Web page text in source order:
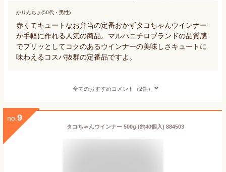
かりんちょ(50代・男性)
赤くてキュートなお弁当の定番おかずタコちゃんウインナー
が手軽に作れる人気の商品。マルハニチロブランドの品質感
でプリッとしてコクのあるウインナーの美味しさキュートに
味わえるコスパ抜群の定番品ですよ。
全てのおすすめコメント（2件）
no. 9
タコちゃんウインナー 500g (約40個入) 884503